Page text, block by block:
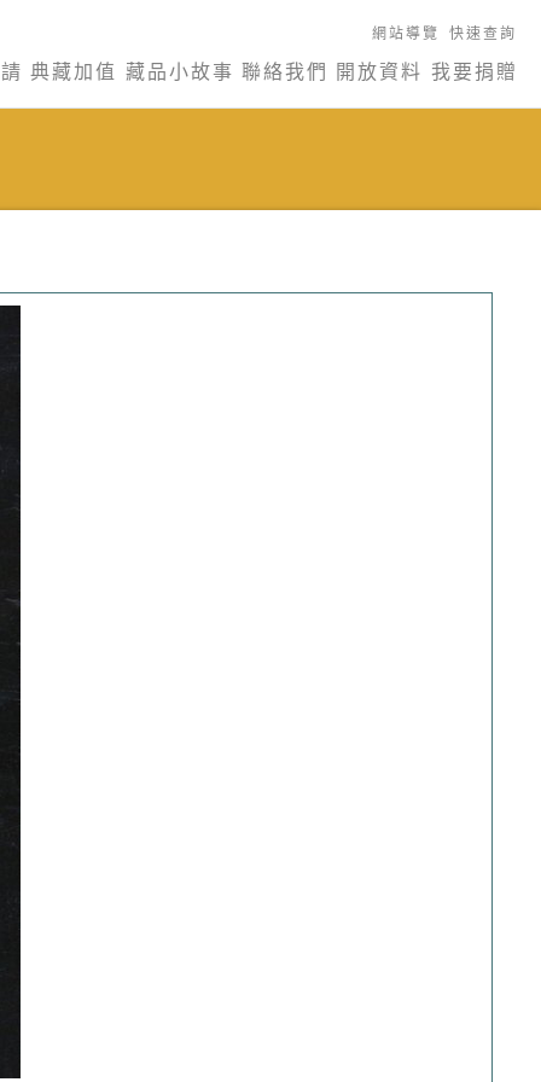
網站導覽 快速查詢
典藏加值 藏品小故事 聯絡我們 開放資料 我要捐贈